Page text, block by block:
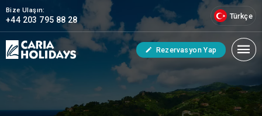
Bize Ulaşın:
+44 203 795 88 28 Türkçe
Rezervasyon Yap